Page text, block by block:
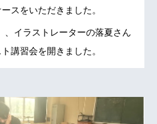
スをいただきました。
、イラストレーターの落夏さん
講習会を開きました。